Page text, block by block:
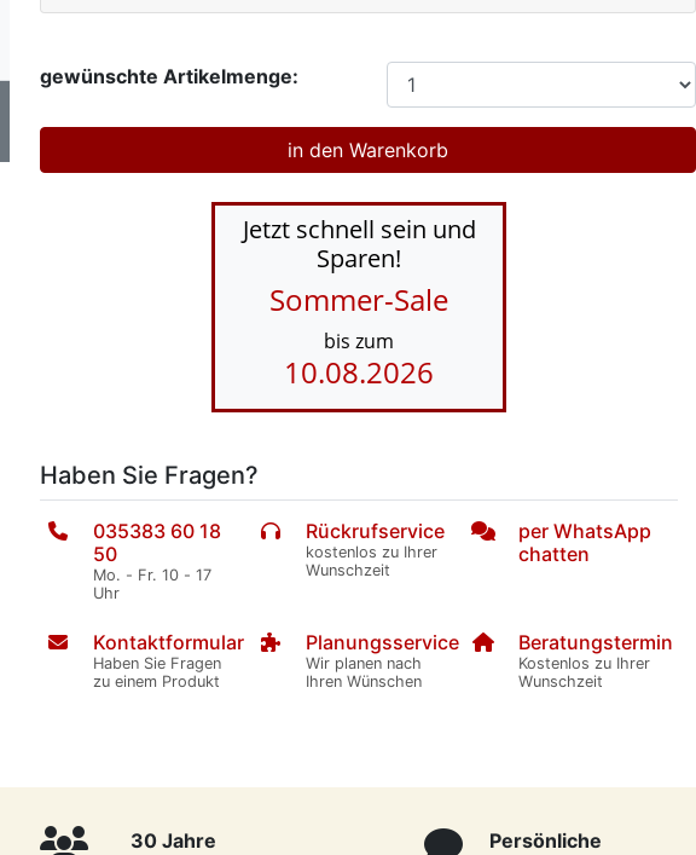
gewünschte Artikelmenge:
Jetzt schnell sein und
Sparen!
Sommer-Sale
bis zum
10.08.2026
Haben Sie Fragen?
035383 60 18
50
Mo. - Fr. 10 - 17
Uhr
Rückrufservice
kostenlos zu Ihrer
Wunschzeit
per WhatsApp
chatten
Kontaktformular
Haben Sie Fragen
zu einem Produkt
Planungsservice
Wir planen nach
Ihren Wünschen
Beratungstermin
Kostenlos zu Ihrer
Wunschzeit
30 Jahre
Persönliche